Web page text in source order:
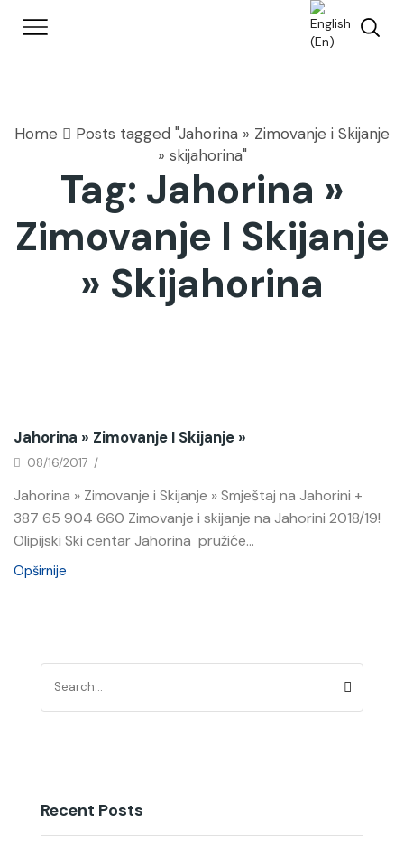
Home
Posts tagged "Jahorina » Zimovanje i Skijanje
» skijahorina"
Tag: Jahorina »
Zimovanje I Skijanje
» Skijahorina
Jahorina » Zimovanje I Skijanje »
08/16/2017 /
Jahorina » Zimovanje i Skijanje » Smještaj na Jahorini +
387 65 904 660 Zimovanje i skijanje na Jahorini 2018/19!
Olipijski Ski centar Jahorina pružiće...
Opširnije
Recent Posts